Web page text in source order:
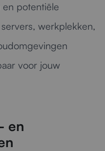
potentiële
werkplekken,
voor jouw
en